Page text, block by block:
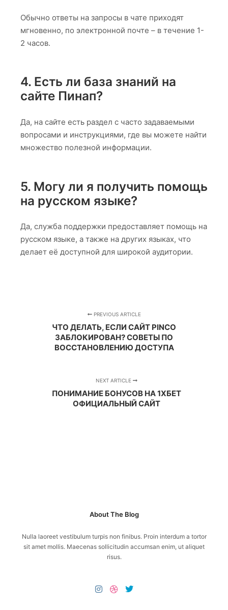
Обычно ответы на запросы в чате приходят
мгновенно, по электронной почте – в течение 1-
2 часов.
4. Есть ли база знаний на
сайте Пинап?
Да, на сайте есть раздел с часто задаваемыми
вопросами и инструкциями, где вы можете найти
множество полезной информации.
5. Могу ли я получить помощь
на русском языке?
Да, служба поддержки предоставляет помощь на
русском языке, а также на других языках, что
делает её доступной для широкой аудитории.
PREVIOUS ARTICLE
ЧТО ДЕЛАТЬ, ЕСЛИ САЙТ PINCO
ЗАБЛОКИРОВАН? СОВЕТЫ ПО
ВОССТАНОВЛЕНИЮ ДОСТУПА
NEXT ARTICLE
ПОНИМАНИЕ БОНУСОВ НА 1ХБЕТ
ОФИЦИАЛЬНЫЙ САЙТ
About The Blog
Nulla laoreet vestibulum turpis non finibus. Proin interdum a tortor
sit amet mollis. Maecenas sollicitudin accumsan enim, ut aliquet
risus.